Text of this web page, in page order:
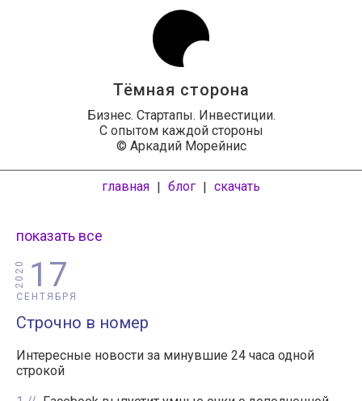
Тёмная сторона
Бизнес. Стартапы. Инвестиции.
С опытом каждой стороны
© Аркадий Морейнис
главная | блог | скачать
показать все
17
СЕНТЯБРЯ
2020
Строчно в номер
Интересные новости за минувшие 24 часа одной
строкой